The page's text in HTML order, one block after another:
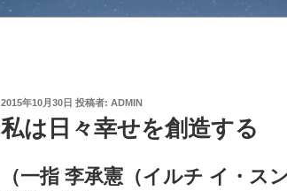
投
稿
日:
2015年10月30日 投稿者: ADMIN
私は日々幸せを創造する
（一指 李承憲（イルチ イ・ス